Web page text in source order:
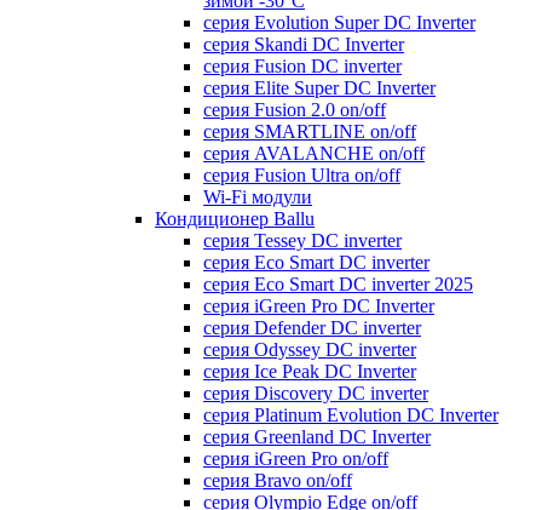
серия Evolution Super DC Inverter
серия Skandi DC Inverter
серия Fusion DC inverter
серия Elite Super DC Inverter
серия Fusion 2.0 on/off
серия SMARTLINE on/off
серия AVALANCHE on/off
серия Fusion Ultra on/off
Wi-Fi модули
Кондиционер Ballu
серия Tessey DC inverter
серия Eco Smart DC inverter
серия Eco Smart DC inverter 2025
серия iGreen Pro DC Inverter
серия Defender DC inverter
серия Odyssey DC inverter
серия Ice Peak DС Inverter
cерия Discovery DC inverter
серия Platinum Evolution DC Inverter
серия Greenland DC Inverter
серия iGreen Pro on/off
серия Bravo on/off
серия Olympio Edge on/off